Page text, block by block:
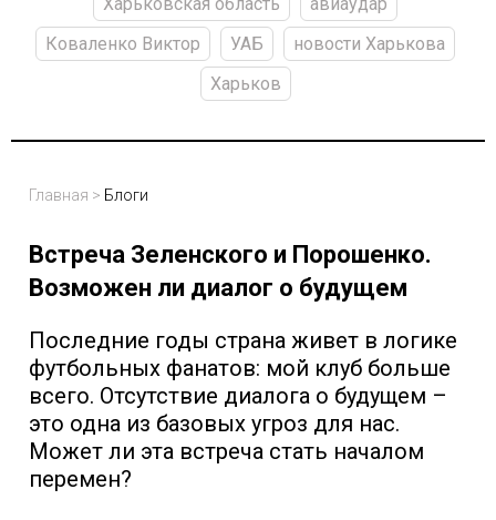
Коваленко Виктор
УАБ
новости Харькова
Харьков
Главная > Блоги
Встреча Зеленского и Порошенко.
Возможен ли диалог о будущем
Последние годы страна живет в логике
футбольных фанатов: мой клуб больше
всего. Отсутствие диалога о будущем –
это одна из базовых угроз для нас.
Может ли эта встреча стать началом
перемен?